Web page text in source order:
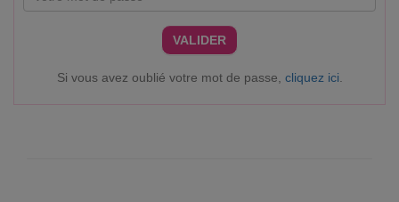
VALIDER
Si vous avez oublié votre mot de passe, cliquez ici